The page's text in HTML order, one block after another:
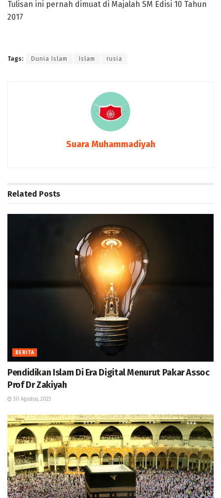
Tulisan ini pernah dimuat di Majalah SM Edisi 10 Tahun
2017
Tags: Dunia Islam Islam rusia
Suara Muhammadiyah
Related Posts
BERITA
Pendidikan Islam Di Era Digital Menurut Pakar Assoc
Prof Dr Zakiyah
30 Agustus, 2023